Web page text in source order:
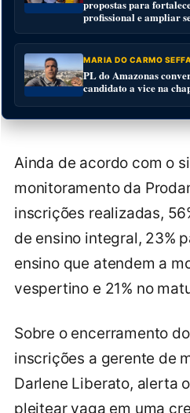
propostas para
profissional e ampliar
MARIA DO CARMO
PL do Amazonas
candidato a vice na
Ainda de acordo com o
monitoramento da
inscrições realizadas,
de ensino integral, 23%
ensino que atendem a
vespertino e 21% no
Sobre o encerramento
inscrições a gerente de
Darlene Liberato, alerta
pleitear vaga em uma